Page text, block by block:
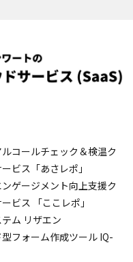
コールチェック＆検温ク
ビス「あさレポ」
ゲージメント向上支援ク
ビス 「ここレポ」
ム リザエン
フォーム作成ツール IQ-